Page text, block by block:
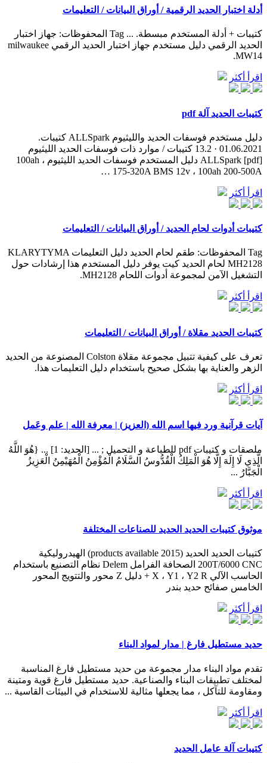
أدلة اختبار الحديد الرقمية / أوراق البيانات / التعليمات
كتيبات + أدلة المستخدم مبسطة. ... Tag المحفوظات: جهاز اختبار
الحديد الرقمي دليل مستخدم جهاز اختبار الحديد الرقمي milwaukee
MW14.
اقرأ أكثر
كتيبات الحديد آلة pdf
دليل مستخدم فوسفات الحديد والليثيوم ALLSpark كتيبات.
01.06.2021 · 13.2 كتيبات / موارد ذات فوسفات الحديد الليثيوم
ALLSpark [pdf] دليل المستخدم فوسفات الحديد الليثيوم ، 100ah
175-320A BMS 12v ، 100ah 200-500A …
اقرأ أكثر
كتيبات أدوات لحام الحديد / أوراق البيانات / التعليمات
Tag المحفوظات: طقم لحام الحديد دليل التعليمات KLARYTYMA
MH2128 لحام الحديد كيت يوفر دليل المستخدم هذا إرشادات حول
التشغيل الآمن لمجموعة أدوات اللحام MH2128.
اقرأ أكثر
كتيبات الحديد مقلاة / أوراق البيانات / التعليمات
تعرف على كيفية تتبيل مجموعة مقلاة Colston المصنوعة من الحديد
الزهر والعناية بها بشكل صحيح باستخدام دليل التعليمات هذا.
اقرأ أكثر
آيات قرآنية ورد فيها اسم الله (العزيز) | معرفة الله | علم وعَمل
ملصقات و كتيبات pdf للطباعة و التحميل ; ... [الحديد: 1] ... {هُوَ اللَّهُ
الَّذِي لَا إِلَهَ إِلَّا هُوَ الْمَلِكُ الْقُدُّوسُ السَّلَامُ الْمُؤْمِنُ الْمُهَيْمِنُ الْعَزِيزُ
الْجَبَّارُ ...
اقرأ أكثر
موثوق كتيبات الحديد الحديد للصناعات المختلفة
كتيبات الحديد الحديد (2015 products available) الهيدروليكية
200T/6000 CNC الصحافة الفرامل Delem نظام التصنيع باستخدام
الحاسب الآلي X ، Y1 ، Y2 R + دليل Z محور والتتويج المحور
الخامس صفائح حديد بندر
اقرأ أكثر
حديد مستطيل فارغ | مدار لمواد البناء
تقدم مواد البناء مدار مجموعة من حديد مستطيل فارغ المناسبة
لمختلف تطبيقات البناء والصناعية. حديد مستطيل فارغ قوية ومتينة
ومقاومة للتآكل ، مما يجعلها مثالية للاستخدام في البيئات القاسية ...
اقرأ أكثر
كتيبات آلة عامل الحديد